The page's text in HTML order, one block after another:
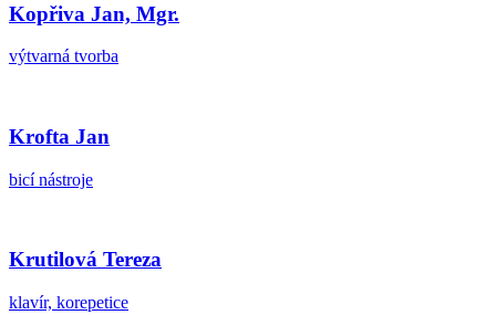
Kopřiva Jan, Mgr.
výtvarná tvorba
Krofta Jan
bicí nástroje
Krutilová Tereza
klavír, korepetice